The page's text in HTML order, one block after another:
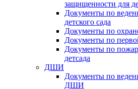
защищенности для
Документы по
детского сада
Документы по
Документы по
Документы по
детсада
ДШИ
Документы по
ДШИ